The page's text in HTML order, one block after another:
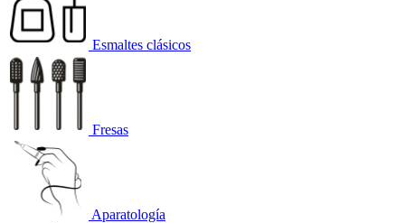
Esmaltes clásicos
Fresas
Aparatología